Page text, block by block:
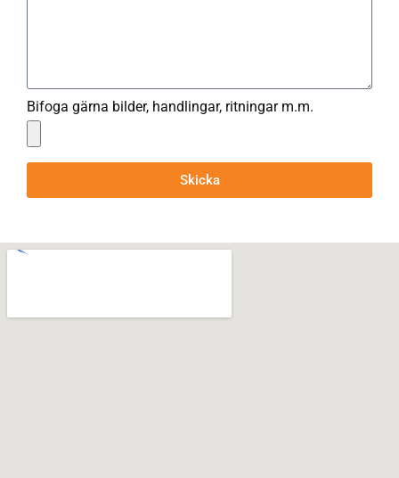
Bifoga gärna bilder, handlingar, ritningar m.m.
Skicka